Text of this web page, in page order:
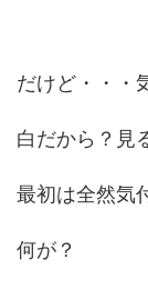
だけど・・・
白だから？見
最初は全然気
何が？